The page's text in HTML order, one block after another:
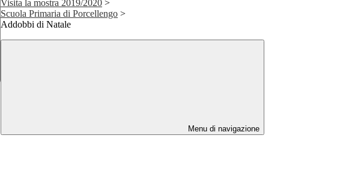
Visita la mostra 2019/2020 >
Scuola Primaria di Porcellengo >
Addobbi di Natale
Menu di navigazione